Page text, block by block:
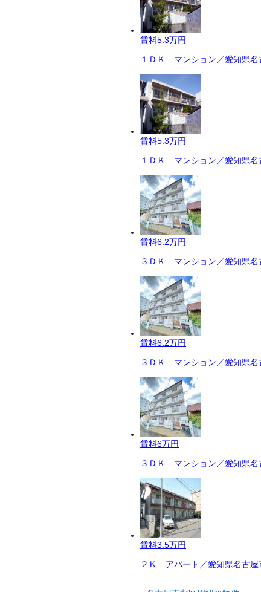
賃料5.3万円
１ＤＫ マンション／愛知県名
賃料5.3万円
１ＤＫ マンション／愛知県名
賃料6.2万円
３ＤＫ マンション／愛知県名
賃料6.2万円
３ＤＫ マンション／愛知県名
賃料6万円
３ＤＫ マンション／愛知県名
賃料3.5万円
２Ｋ アパート／愛知県名古屋